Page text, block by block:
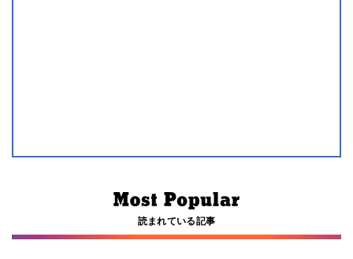
読まれている記事